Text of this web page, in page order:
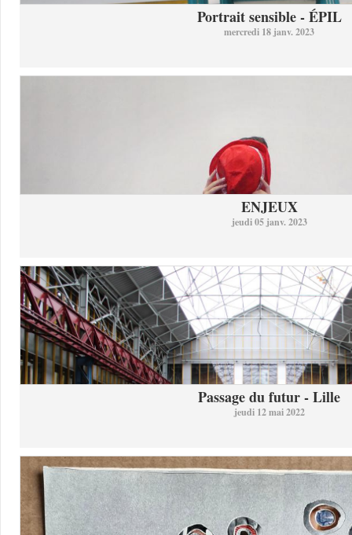
Portrait sensible - ÉPIL
mercredi 18 janv. 2023
ENJEUX
jeudi 05 janv. 2023
Passage du futur - Lille
jeudi 12 mai 2022